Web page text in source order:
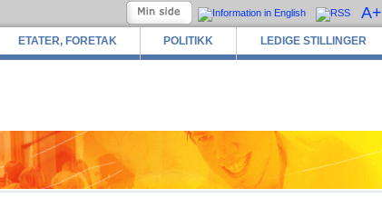
ETATER, FORETAK POLITIKK LEDIGE STILLINGER
A+